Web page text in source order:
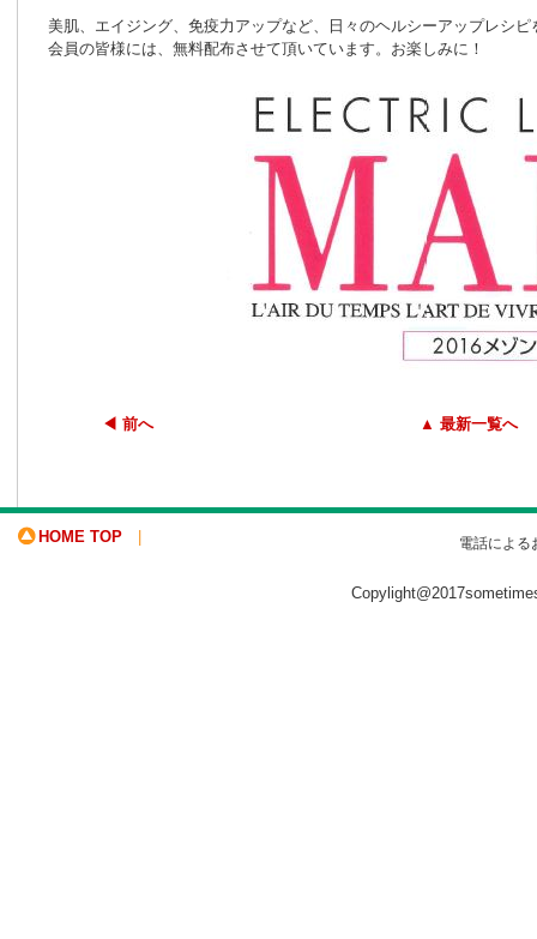
美肌、エイジング、免疫力アップなど、日々のヘルシーアップレシ
会員の皆様には、無料配布させて頂いています。お楽しみに！
◀ 前へ ▲ 最新一覧へ
HOME TOP 電話によ